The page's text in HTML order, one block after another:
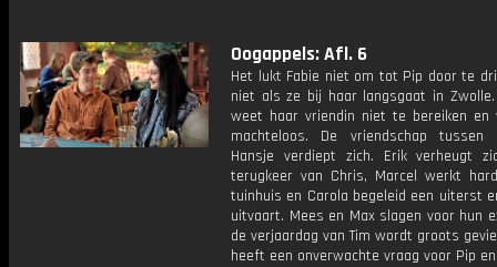
Oogappels: Afl. 6
Het lukt Fabie niet om tot Pip door te
niet als ze bij haar langsgaat in Zwolle.
weet haar vriendin niet te bereiken en
machteloos. De vriendschap
Hansje verdiept zich. Erik verheugt
terugkeer van Chris, Marcel werkt
tuinhuis en Carola begeleid een uiterst
uitvaart. Mees en Max slagen voor hun
de verjaardag van Tim wordt groots
heeft een onverwachte vraag voor Pip